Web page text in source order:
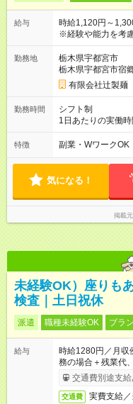
給与
時給1,120円～
※経験や能力を考慮して
用期間あり 試用期
用時と異なる部分
す。 給与：時給
勤務地
栃木県宇都宮市
栃木県宇都宮市宿
有限会社辻製麺
勤務時間
シフト制
1日あたりの実働
13:00 (2)9:00～
での勤務が可能で
き方を教えてくだ
特徴 副業・WワークOK
気になる！
掲載
未経験OK）座りも
検査｜土日祝休
派遣 職種未経験OK ブラ
給与
時給1280円／月収
務の場合＋残業代
交通費別途支給
交通費 実費支給／